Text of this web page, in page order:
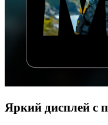
Яркий дисплей с